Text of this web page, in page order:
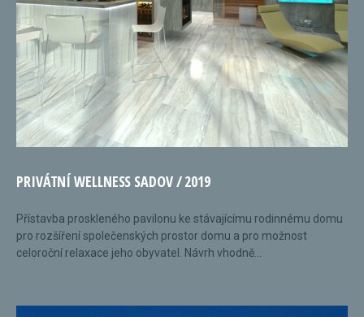
PRIVÁTNÍ WELLNESS SADOV / 2019
Přístavba proskleného pavilonu ke stávajícímu rodinnému domu
pro rozšíření společenských prostor domu a pro možnost
celoroční relaxace jeho obyvatel. Návrh vhodně...